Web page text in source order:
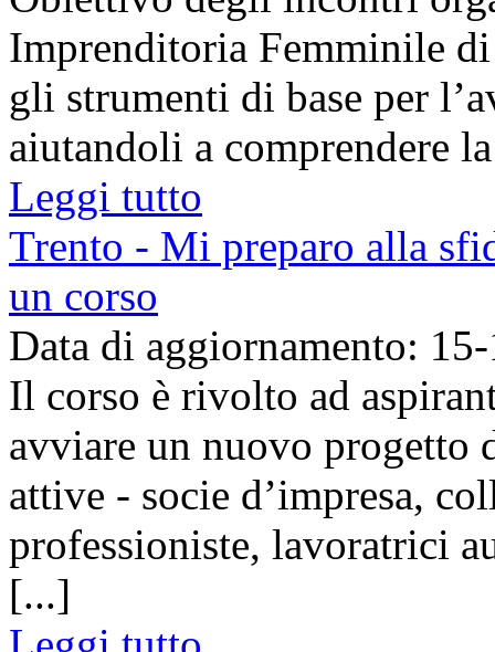
Imprenditoria Femminile
gli strumenti di base per
aiutandoli a comprendere
Leggi tutto
Trento - Mi preparo alla
un corso
Data di aggiornamento:
Il corso è rivolto ad
avviare un nuovo progetto
attive - socie d’impresa,
professioniste, lavoratrici
[...]